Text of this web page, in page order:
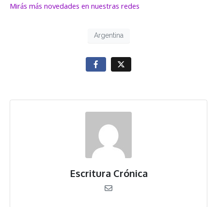
Mirás más novedades en nuestras redes
Argentina
Escritura Crónica